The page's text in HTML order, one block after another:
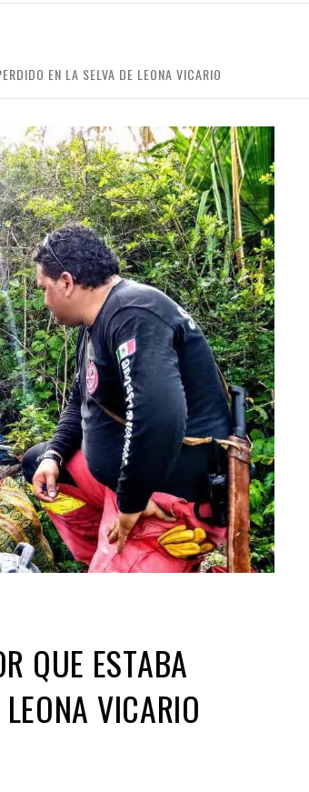
EN LA SELVA DE LEONA VICARIO
QUE ESTABA
VICARIO